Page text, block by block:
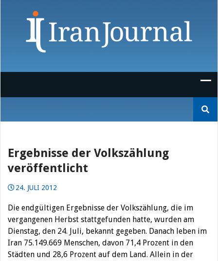
nach:
Ergebnisse der Volkszählung
veröffentlicht
24. JULI 2012
Die endgültigen Ergebnisse der Volkszählung, die im
vergangenen Herbst stattgefunden hatte, wurden am
Dienstag, den 24. Juli, bekannt gegeben. Danach leben im
Iran 75.149.669 Menschen, davon 71,4 Prozent in den
Städten und 28,6 Prozent auf dem Land. Allein in der